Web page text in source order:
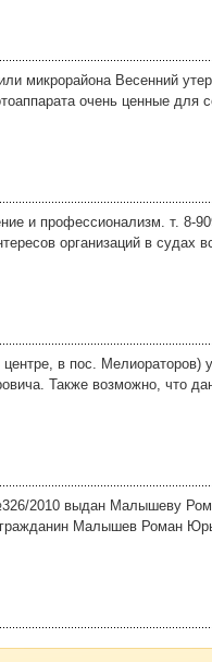
микрорайона Весенний
очень ценные для
и профессионализм. т. 8-
организаций в судах
в пос. Мелиораторов)
Также возможно, что
2010 выдан Малышеву
Малышев Роман